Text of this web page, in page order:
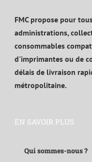
FMC propose pour
administrations,
consommables
d'imprimantes ou de
délais de livraison
métropolitaine.
EN SAVOIR PLUS
Qui sommes-nous ?